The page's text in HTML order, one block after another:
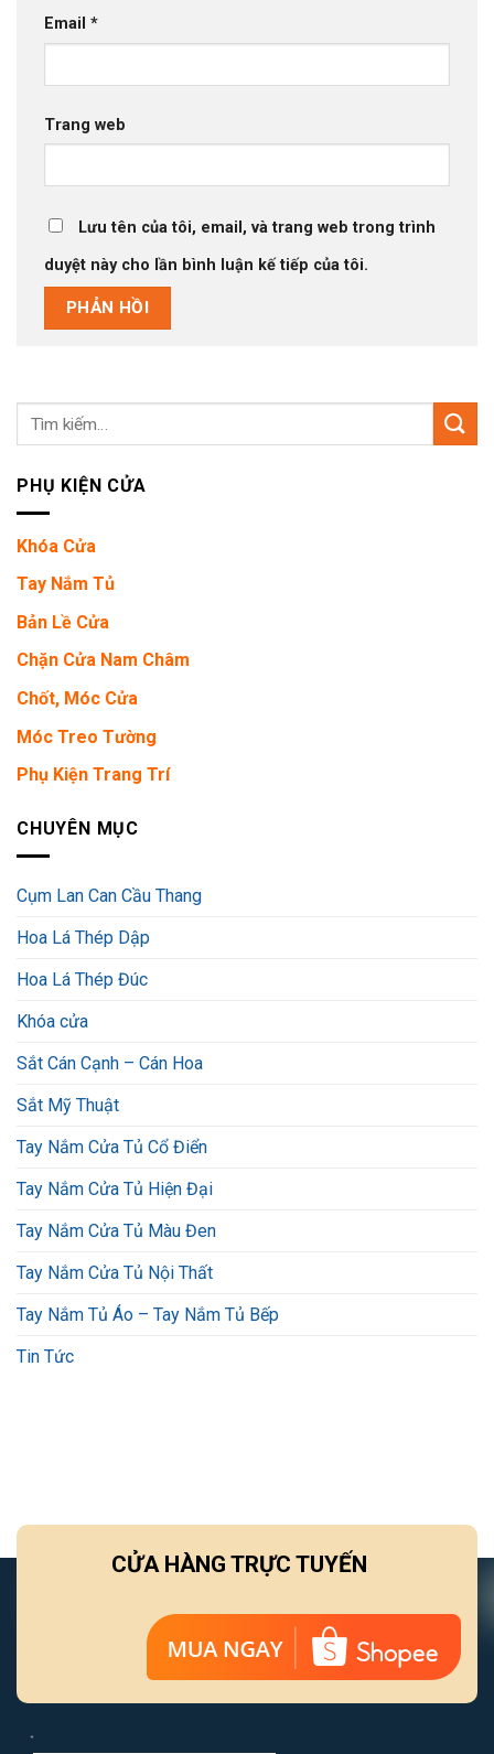
Email *
Trang web
Lưu tên của tôi, email, và trang web trong trình
duyệt này cho lần bình luận kế tiếp của tôi.
Tìm
PHỤ KIỆN CỬA
Khóa Cửa
Tay Nắm Tủ
Bản Lề Cửa
Chặn Cửa Nam Châm
Chốt, Móc Cửa
Móc Treo Tường
Phụ Kiện Trang Trí
CHUYÊN MỤC
Cụm Lan Can Cầu Thang
Hoa Lá Thép Dập
Hoa Lá Thép Đúc
Khóa cửa
Sắt Cán Cạnh – Cán Hoa
Sắt Mỹ Thuật
Tay Nắm Cửa Tủ Cổ Điển
Tay Nắm Cửa Tủ Hiện Đại
Tay Nắm Cửa Tủ Màu Đen
Tay Nắm Cửa Tủ Nội Thất
Tay Nắm Tủ Áo – Tay Nắm Tủ Bếp
Tin Tức
CỬA HÀNG TRỰC TUYẾN